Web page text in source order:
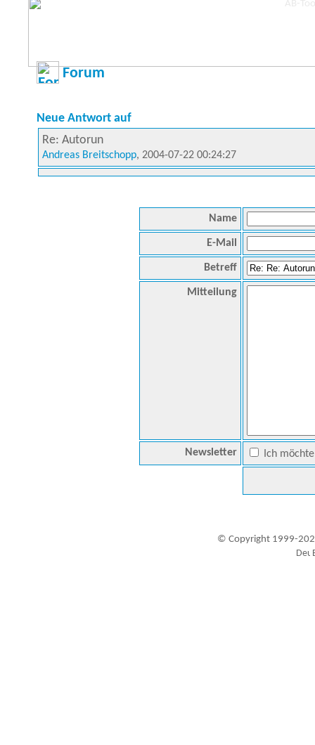
Forum
Neue Antwort auf
Re: Autorun
Andreas Breitschopp, 2004-07-22 00:24:27
Name
E-Mail
Betreff
Mitteilung
Newsletter Ich
© Copyright 1999-